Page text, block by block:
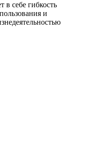
в себе гибкость
и